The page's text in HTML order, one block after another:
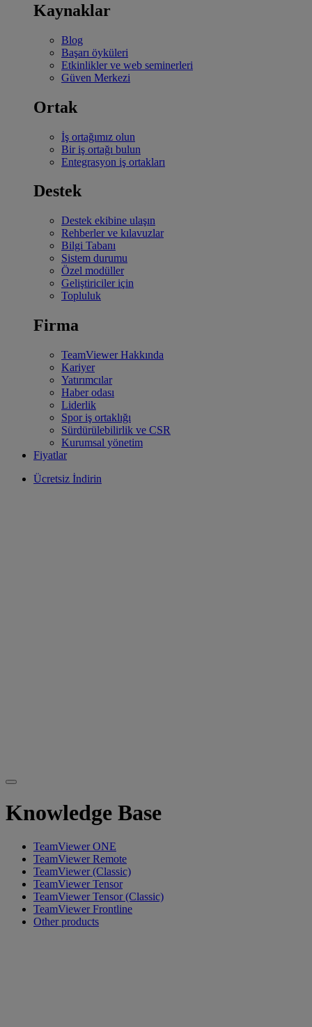
Kaynaklar
Blog
Başarı öyküleri
Etkinlikler ve web seminerleri
Güven Merkezi
Ortak
İş ortağımız olun
Bir iş ortağı bulun
Entegrasyon iş ortakları
Destek
Destek ekibine ulaşın
Rehberler ve kılavuzlar
Bilgi Tabanı
Sistem durumu
Özel modüller
Geliştiriciler için
Topluluk
Firma
TeamViewer Hakkında
Kariyer
Yatırımcılar
Haber odası
Liderlik
Spor iş ortaklığı
Sürdürülebilirlik ve CSR
Kurumsal yönetim
Fiyatlar
Ücretsiz İndirin
Knowledge Base
TeamViewer ONE
TeamViewer Remote
TeamViewer (Classic)
TeamViewer Tensor
TeamViewer Tensor (Classic)
TeamViewer Frontline
Other products